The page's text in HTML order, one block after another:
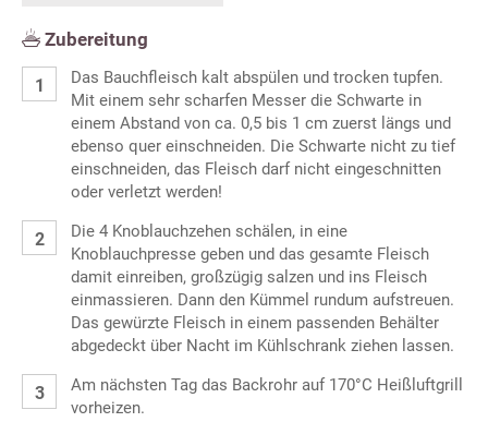
Zubereitung
Das Bauchfleisch kalt abspülen und trocken tupfen.
Mit einem sehr scharfen Messer die Schwarte in
einem Abstand von ca. 0,5 bis 1 cm zuerst längs und
ebenso quer einschneiden. Die Schwarte nicht zu tief
einschneiden, das Fleisch darf nicht eingeschnitten
oder verletzt werden!
Die 4 Knoblauchzehen schälen, in eine
Knoblauchpresse geben und das gesamte Fleisch
damit einreiben, großzügig salzen und ins Fleisch
einmassieren. Dann den Kümmel rundum aufstreuen.
Das gewürzte Fleisch in einem passenden Behälter
abgedeckt über Nacht im Kühlschrank ziehen lassen.
Am nächsten Tag das Backrohr auf 170°C Heißluftgrill
vorheizen.